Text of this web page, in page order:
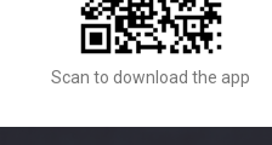
Scan to download the app